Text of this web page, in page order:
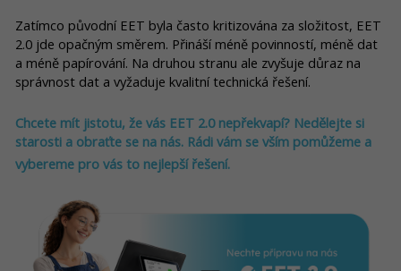
Zatímco původní EET byla často kritizována za složitost, EET
2.0 jde opačným směrem. Přináší méně povinností, méně dat
a méně papírování. Na druhou stranu ale zvyšuje důraz na
správnost dat a vyžaduje kvalitní technická řešení.
Chcete mít jistotu, že vás EET 2.0 nepřekvapí? Nedělejte si
starosti a obraťte se na nás. Rádi vám se vším pomůžeme a
vybereme pro vás to nejlepší řešení.